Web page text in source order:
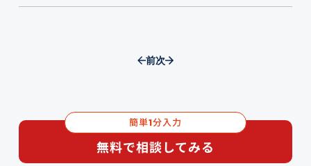
前次
簡単1分入力
無料で相談してみる